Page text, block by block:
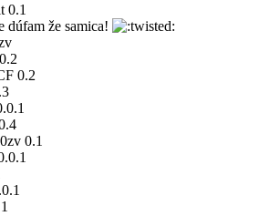
0.1
dúfam že samica!
0.2
0.1